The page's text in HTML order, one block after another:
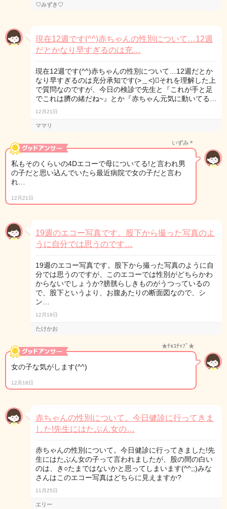
♡みずき♡
現在12週です(^^)赤ちゃんの性別について…12週
だとかなり早すぎるのは充…
現在12週です(^^)赤ちゃんの性別について…12週だとか
なり早すぎるのは充分承知です(>＿<)󾭛それを理解した上
で質問なのですが、今日の検診で先生と『これが手と足
でこれは臍の緒だね~』とか『赤ちゃん元気に動いてる…
12月21日
ママリ
いずみ＊
私もそのくらいの4Dエコーで母についてる!と言われ男
の子だと思い込んでいたら最近病院で女の子だと言わ
れ…
12月21日
19週のエコー写真です。股下から撮った写真のよ
うに自分では思うのです…
19週のエコー写真です。股下から撮った写真のように自
分では思うのですが、このエコーでは性別がどちらかわ
からないでしょうか?膀胱らしきものがうつっているの
で、股下というより、お腹あたりの断面図なので、シ
ン…
12月18日
たけかお
★ﾁｮｺﾁｯﾌﾟ★
女の子な気がします(^^)
12月18日
赤ちゃんの性別について。今日健診に行ってきま
した!先生にはたぶん女の…
赤ちゃんの性別について。今日健診に行ってきました!先
生にはたぶん女の子って言われましたが、股の間の白い
のは、き○たまではないかと思ってしまいます(^^;;)みな
さんはこのエコー写真はどちらに見えますか?
11月25日
エリー